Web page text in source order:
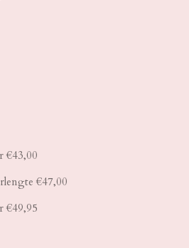
€37,50
€43,00
€47,00
€49,95